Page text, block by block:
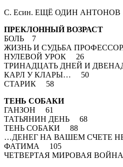
С. Есин. ЕЩЁ ОДИН
ПРЕКЛОННЫЙ ВОЗРАСТ
БОЛЬ 7
ЖИЗНЬ И СУДЬБА
НУЛЕВОЙ УРОК 26
ТРИНАДЦАТЬ ДНЕЙ И
КАРЛ У КЛАРЫ… 50
СТАРИК 58
ТЕНЬ СОБАКИ
ГАНЗОН 61
ТАТЬЯНИН ДЕНЬ 68
ТЕНЬ СОБАКИ 88
…ДЕНЕГ НА ВАШЕМ СЧЕТЕ
ФАТИМА 105
ЧЕТВЕРТАЯ МИРОВАЯ